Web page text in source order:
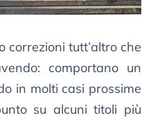
correzioni tutt’altro che
comportano un
in molti casi prossime
su alcuni titoli più